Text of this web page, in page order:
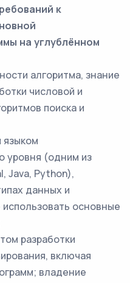
к
на углублённом
алгоритма, знание
числовой и
поиска и
языком
уровня (одним из
Java, Python),
данных и
основные
разработки
включая
владение